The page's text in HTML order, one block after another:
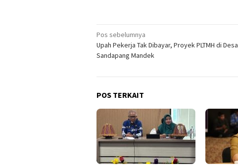
Navigasi
pos
Pos sebelumnya
Upah Pekerja Tak Dibayar, Proyek PLTMH di Desa
Sandapang Mandek
POS TERKAIT